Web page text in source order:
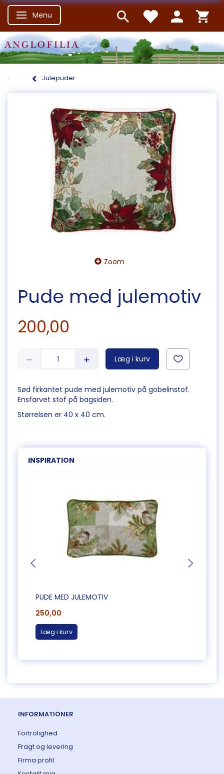
Skifte navigation
Menu
Julepuder
Zoom
Pude med julemotiv
200,00
Læg i kurv
Sød firkantet pude med julemotiv på gobelinstof.
Ensfarvet stof på bagsiden.
Størrelsen er 40 x 40 cm.
INSPIRATION
PUDE MED JULEMOTIV
250,00
Læg i kurv
INFORMATIONER
Fortrolighed
Fragt og levering
Firma profil